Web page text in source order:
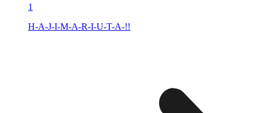
1
H-A-J-I-M-A-R-I-U-T-A-!!